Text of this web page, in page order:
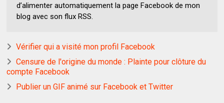
d’alimenter automatiquement la page Facebook de mon
blog avec son flux RSS.
Vérifier qui a visité mon profil Facebook
Censure de l'origine du monde : Plainte pour clôture du
compte Facebook
Publier un GIF animé sur Facebook et Twitter